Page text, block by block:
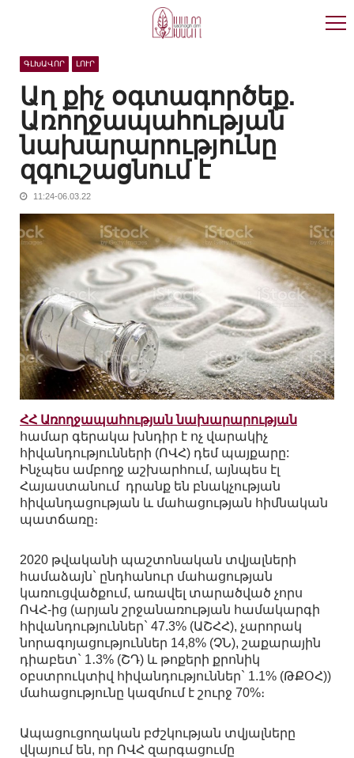
ԳԼԽԱՎՈՐ ԼՈՒՐ
Աղ քիչ օգտագործեք.
Առողջապահության
նախարարությունը
զգուշացնում է
11:24-06.03.22
ՀՀ Առողջապահության նախարարության
համար գերակա խնդիր է ոչ վարակիչ
հիվանդությունների (ՈՎՀ) դեմ պայքարը:
Ինչպես ամբողջ աշխարհում, այնպես էլ
Հայաստանում դրանք են բնակչության
հիվանդացության և մահացության հիմնական
պատճառը։
2020 թվականի պաշտոնական տվյալների
համաձայն` ընդհանուր մահացության
կառուցվածքում, առավել տարածված չորս
ՈՎՀ-ից (արյան շրջանառության համակարգի
հիվանդություններ` 47.3% (ԱՇՀՀ), չարորակ
նորագոյացություններ 14,8% (ՉՆ), շաքարային
դիաբետ` 1․3% (ՇԴ) և թոքերի քրոնիկ
օբստրուկտիվ հիվանդություններ` 1.1% (ԹՔՕՀ))
մահացությունը կազմում է շուրջ 70%։
Ապացուցողական բժշկության տվյալները
վկայում են, որ ՈՎՀ զարգացումը